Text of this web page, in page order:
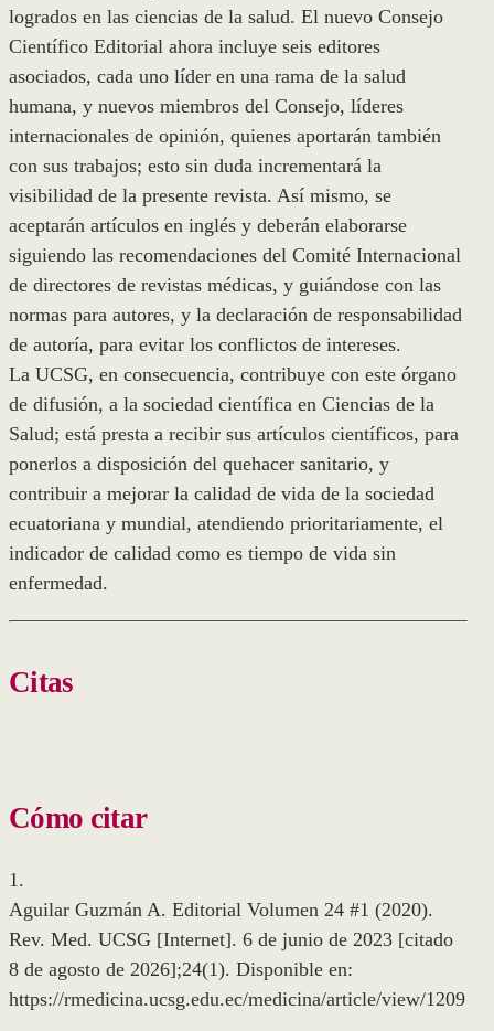
logrados en las ciencias de la salud. El nuevo Consejo
Científico Editorial ahora incluye seis editores
asociados, cada uno líder en una rama de la salud
humana, y nuevos miembros del Consejo, líderes
internacionales de opinión, quienes aportarán también
con sus trabajos; esto sin duda incrementará la
visibilidad de la presente revista. Así mismo, se
aceptarán artículos en inglés y deberán elaborarse
siguiendo las recomendaciones del Comité Internacional
de directores de revistas médicas, y guiándose con las
normas para autores, y la declaración de responsabilidad
de autoría, para evitar los conflictos de intereses.
La UCSG, en consecuencia, contribuye con este órgano
de difusión, a la sociedad científica en Ciencias de la
Salud; está presta a recibir sus artículos científicos, para
ponerlos a disposición del quehacer sanitario, y
contribuir a mejorar la calidad de vida de la sociedad
ecuatoriana y mundial, atendiendo prioritariamente, el
indicador de calidad como es tiempo de vida sin
enfermedad.
Citas
Cómo citar
1.
Aguilar Guzmán A. Editorial Volumen 24 #1 (2020).
Rev. Med. UCSG [Internet]. 6 de junio de 2023 [citado
8 de agosto de 2026];24(1). Disponible en:
https://rmedicina.ucsg.edu.ec/medicina/article/view/1209